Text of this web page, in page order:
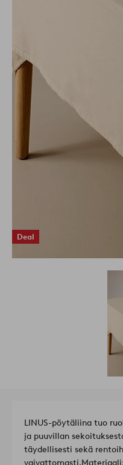
Deal
LINUS-pöytäliina tuo
ja puuvillan
täydellisesti sekä
vaivattomasti.